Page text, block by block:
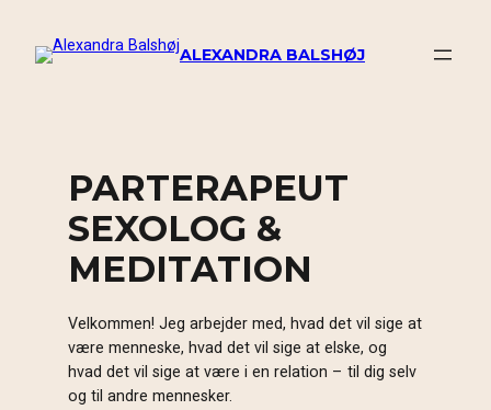
indhold
ALEXANDRA BALSHØJ
PARTERAPEUT
SEXOLOG &
MEDITATION
​Velkommen! Jeg arbejder med, hvad det vil sige at
være menneske, hvad det vil sige at elske, og
hvad det vil sige at være i en relation – til dig selv
og til andre mennesker.